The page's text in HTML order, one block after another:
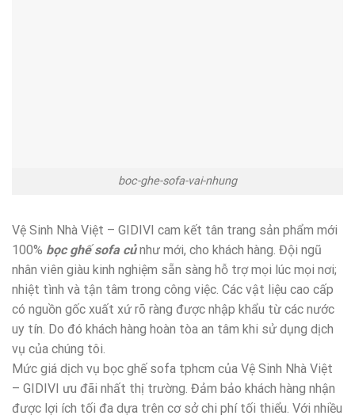
boc-ghe-sofa-vai-nhung
Vệ Sinh Nhà Việt – GIDIVI cam kết tân trang sản phẩm mới
100% bọc ghế sofa củnhư mới, cho khách hàng. Đội ngũ
nhân viên giàu kinh nghiệm sẵn sàng hỗ trợ mọi lúc mọi nơi;
nhiệt tình và tận tâm trong công việc. Các vật liệu cao cấp
có nguồn gốc xuất xứ rõ ràng được nhập khẩu từ các nước
uy tín. Do đó khách hàng hoàn tòa an tâm khi sử dụng dịch
vụ của chúng tôi.
Mức giá dịch vụ bọc ghế sofa tphcm của Vệ Sinh Nhà Việt
– GIDIVI ưu đãi nhất thị trường. Đảm bảo khách hàng nhận
được lợi ích tối đa dựa trên cơ sở chi phí tối thiểu. Với nhiều